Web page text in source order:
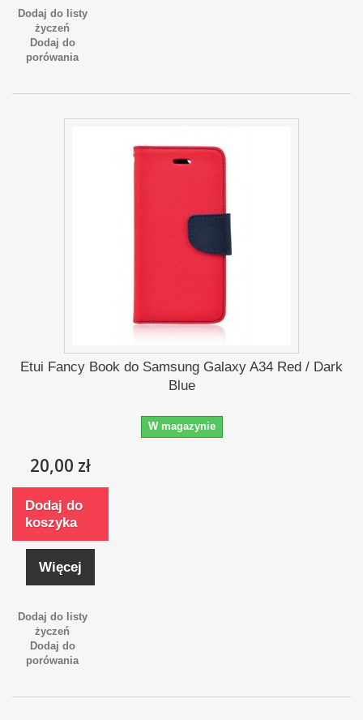
Dodaj do listy
życzeń
Dodaj do
porówania
Etui Fancy Book do Samsung Galaxy A34 Red / Dark
Blue
W magazynie
20,00 zł
Dodaj do
koszyka
Więcej
Dodaj do listy
życzeń
Dodaj do
porówania